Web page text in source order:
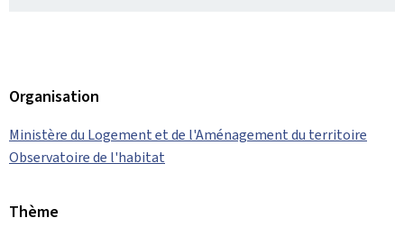
Organisation
Ministère du Logement et de l'Aménagement du territoire
Observatoire de l'habitat
Thème